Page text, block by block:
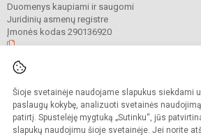
Šioje svetainėje naudojame slapukus siekdami
paslaugų kokybę, analizuoti svetainės
patirtį. Spustelėję mygtuką „Sutinku“, jūs
slapukų naudojimu šioje svetainėje. Jei norite
Duomenys kaupiami ir saugomi
Juridinių asmenų registre
Įmonės kodas 290136920
saugomos.
Kopijuoti turinį be raštiško gimnazijos
Prieinamumo paraiška